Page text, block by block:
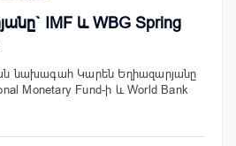
IMF և WBG Spring
նախագահ Կարեն Եղիազարյանը
Monetary Fund-ի և World Bank